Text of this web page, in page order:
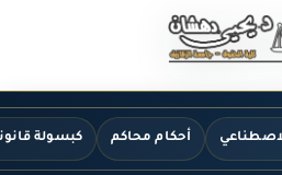
أحكام محاكم كبسولة